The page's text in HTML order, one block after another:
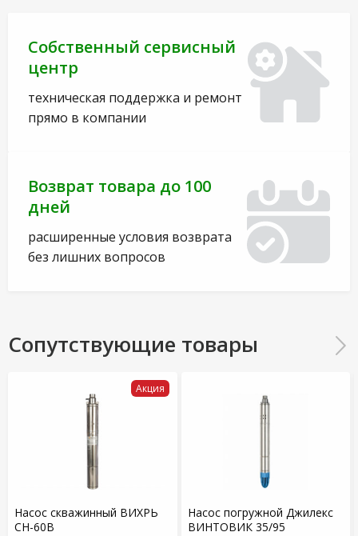
Собственный сервисный
центр
техническая поддержка и ремонт
прямо в компании
Возврат товара до 100
дней
расширенные условия возврата
без лишних вопросов
Сопутствующие товары
Акция
Насос скважинный ВИХРЬ
СН-60В
Насос погружной Джилекс
ВИНТОВИК 35/95